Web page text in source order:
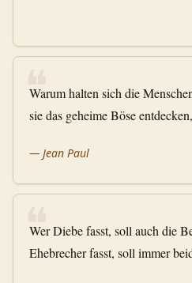
❝
Warum halten sich die
sie das geheime Böse
— Jean Paul
❝
Wer Diebe fasst, soll auch die
Ehebrecher fasst, soll immer